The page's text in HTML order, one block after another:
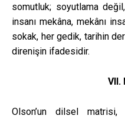
somutluk; soyutlama
insanı mekâna, mekânı
sokak, her gedik, tarihin
direnişin ifadesidir.
VII.
Olson’un dilsel matrisi,